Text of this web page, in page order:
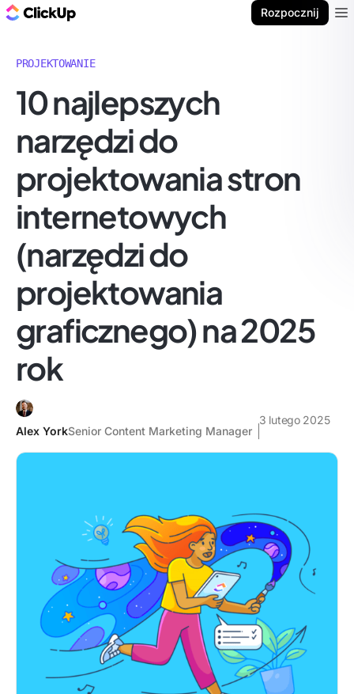
Rozpocznij
PROJEKTOWANIE
10 najlepszych
narzędzi do
projektowania stron
internetowych
(narzędzi do
projektowania
graficznego) na 2025
rok
Alex YorkSenior Content Marketing Manager
3 lutego 2025